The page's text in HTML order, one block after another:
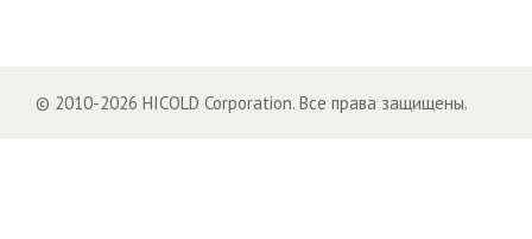
© 2010-2026 HICOLD Corporation. Все права защищены.